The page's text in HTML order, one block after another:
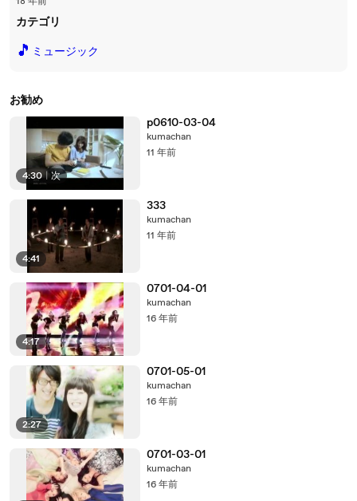
カテゴリ
🎵 ミュージック
お勧め
4:30 | 次
p0610-03-04
kumachan
11 年前
4:41
333
kumachan
11 年前
4:17
0701-04-01
kumachan
16 年前
2:27
0701-05-01
kumachan
16 年前
0701-03-01
kumachan
16 年前